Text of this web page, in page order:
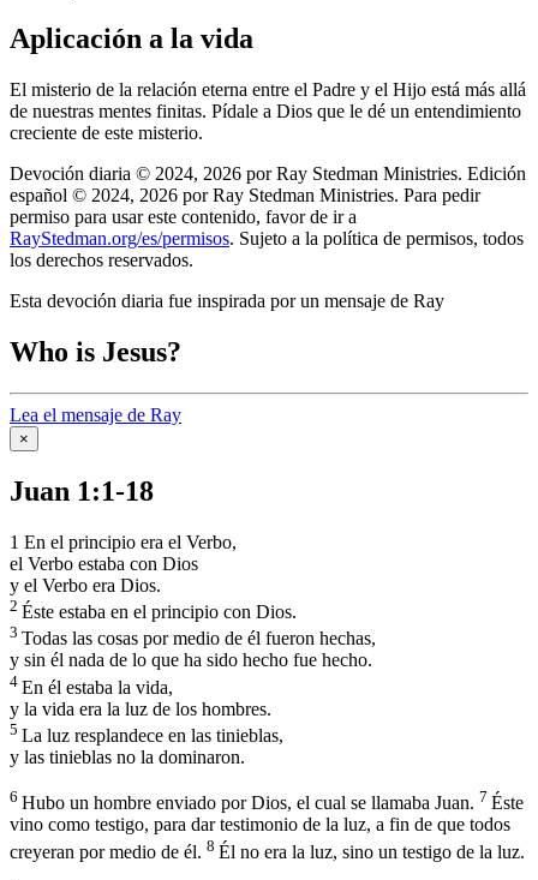
Aplicación a la vida
El misterio de la relación eterna entre el Padre y el Hijo está más allá
de nuestras mentes finitas. Pídale a Dios que le dé un entendimiento
creciente de este misterio.
Devoción diaria © 2024, 2026 por Ray Stedman Ministries. Edición
español © 2024, 2026 por Ray Stedman Ministries. Para pedir
permiso para usar este contenido, favor de ir a
RayStedman.org/es/permisos. Sujeto a la política de permisos, todos
los derechos reservados.
Esta devoción diaria fue inspirada por un mensaje de Ray
Who is Jesus?
Lea el mensaje de Ray
×
Juan 1:1-18
1 En el principio era el Verbo,
el Verbo estaba con Dios
y el Verbo era Dios.
2 Éste estaba en el principio con Dios.
3 Todas las cosas por medio de él fueron hechas,
y sin él nada de lo que ha sido hecho fue hecho.
4 En él estaba la vida,
y la vida era la luz de los hombres.
5 La luz resplandece en las tinieblas,
y las tinieblas no la dominaron.
6 Hubo un hombre enviado por Dios, el cual se llamaba Juan. 7 Éste
vino como testigo, para dar testimonio de la luz, a fin de que todos
creyeran por medio de él. 8 Él no era la luz, sino un testigo de la luz.